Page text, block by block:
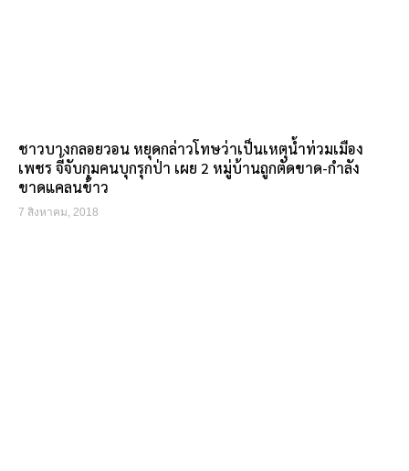
ชาวบางกลอยวอน หยุดกล่าวโทษว่าเป็นเหตุน้ำท่วมเมือง
เพชร จี้จับกุมคนบุกรุกป่า เผย 2 หมู่บ้านถูกตัดขาด-กำลัง
ขาดแคลนข้าว
7 สิงหาคม, 2018